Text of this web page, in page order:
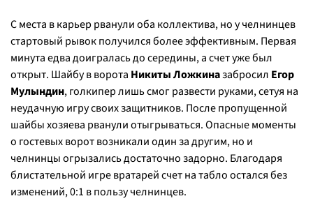
С места в карьер рванули оба коллектива, но у челнинцев
стартовый рывок получился более эффективным. Первая
минута едва доигралась до середины, а счет уже был
открыт. Шайбу в ворота Никиты Ложкиназабросил Егор
Мулындин, голкипер лишь смог развести руками, сетуя на
неудачную игру своих защитников. После пропущенной
шайбы хозяева рванули отыгрываться. Опасные моменты
о гостевых ворот возникали один за другим, но и
челнинцы огрызались достаточно задорно. Благодаря
блистательной игре вратарей счет на табло остался без
изменений, 0:1 в пользу челнинцев.